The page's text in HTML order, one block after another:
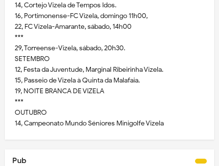
14, Cortejo Vizela de Tempos Idos.
16, Portimonense-FC Vizela, domingo 11h00,
22, FC Vizela-Amarante, sábado, 14h00
***
29, Torreense-Vizela, sábado, 20h30.
SETEMBRO
12, Festa da Juventude, Marginal Ribeirinha Vizela.
15, Passeio de Vizela à Quinta da Malafaia.
19, NOITE BRANCA DE VIZELA
***
OUTUBRO
14, Campeonato Mundo Séniores Minigolfe Vizela
Pub